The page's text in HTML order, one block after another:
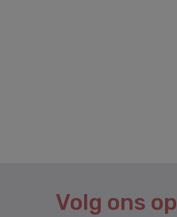
Volg ons op